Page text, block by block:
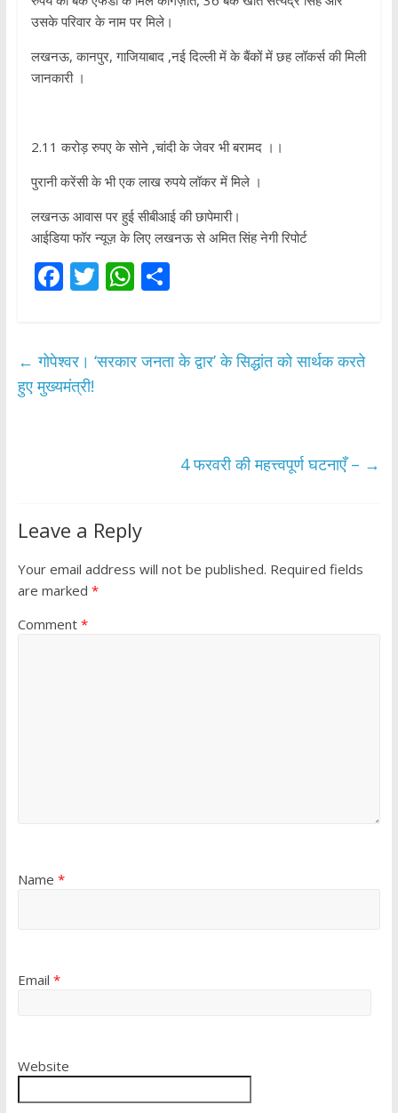
उसके परिवार के नाम पर मिले।
लखनऊ, कानपुर, गाजियाबाद ,नई दिल्ली में के बैंकों में छह लॉकर्स की मिली
जानकारी ।
2.11 करोड़ रुपए के सोने ,चांदी के जेवर भी बरामद ।।
पुरानी करेंसी के भी एक लाख रुपये लॉकर में मिले ।
लखनऊ आवास पर हुई सीबीआई की छापेमारी।
आईडिया फॉर न्यूज़ के लिए लखनऊ से अमित सिंह नेगी रिपोर्ट
F
b
o
T
er
W
s
S
e
← गोपेश्वर। ‘सरकार जनता के द्वार’ के सिद्धांत को सार्थक करते
हुए मुख्यमंत्री!
4 फरवरी की महत्त्वपूर्ण घटनाएँ – →
Leave a Reply
Your email address will not be published. Required fields
are marked *
Comment *
Name *
Email *
Website